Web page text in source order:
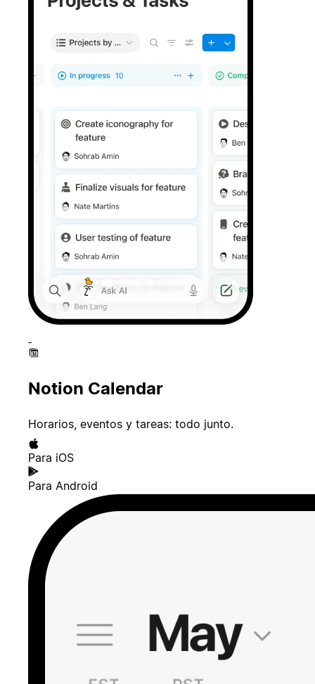
Notion Calendar
Horarios, eventos y tareas: todo junto.
Para iOS
Para Android